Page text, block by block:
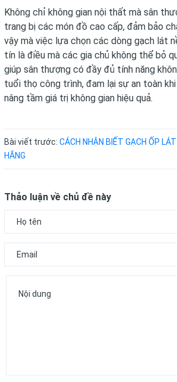
Không chỉ không gian nội thất mà sân
trang bị các món đồ cao cấp, đảm bảo
vậy mà việc lựa chọn các dòng gạch lát
tín là điều mà các gia chủ không thể bỏ
giúp sân thượng có đầy đủ tính năng
tuổi thọ công trình, đam lại sự an toàn
nâng tầm giá trị không gian hiệu quả.
Bài viết trước: CÁCH NHẬN BIẾT GẠCH ỐP
HÃNG
Thảo luận về chủ đề này